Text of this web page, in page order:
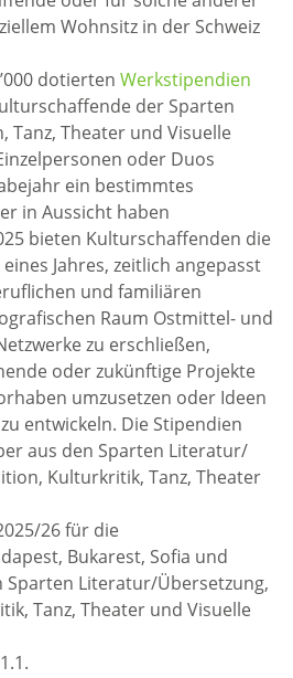
Wohnsitz in der Schweiz
dotierten Werkstipendien
der Sparten
Theater und Visuelle
oder Duos
ein bestimmtes
in Aussicht haben
bieten Kulturschaffenden die
Jahres, zeitlich angepasst
und familiären
Raum Ostmittel- und
zu erschließen,
oder zukünftige Projekte
umzusetzen oder Ideen
entwickeln. Die Stipendien
aus den Sparten Literatur/
Kulturkritik, Tanz, Theater
26 für die
Bukarest, Sofia und
Sparten Literatur/Übersetzung,
Tanz, Theater und Visuelle